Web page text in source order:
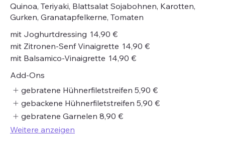
Quinoa, Teriyaki, Blattsalat Sojabohnen, Karotten,
Gurken, Granatapfelkerne, Tomaten
mit Joghurtdressing 14,90 €
mit Zitronen-Senf Vinaigrette 14,90 €
mit Balsamico-Vinaigrette 14,90 €
Add-Ons
gebratene Hühnerfiletstreifen 5,90 €
gebackene Hühnerfiletstreifen 5,90 €
gebratene Garnelen 8,90 €
Weitere anzeigen